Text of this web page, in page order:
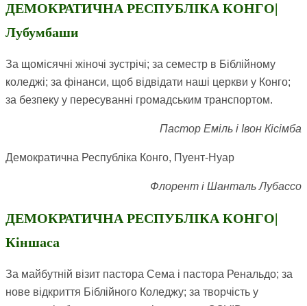
ДЕМОКРАТИЧНА РЕСПУБЛІКА КОНГО|
Лубумбаши
За щомісячні жіночі зустрічі; за семестр в Біблійному
коледжі; за фінанси, щоб відвідати наші церкви у Конго;
за безпеку у пересуванні громадським транспортом.
Пастор Еміль і Івон Кісімба
Демократична Республіка Конго, Пуент-Нуар
Флорент і Шанталь Лубассо
ДЕМОКРАТИЧНА РЕСПУБЛІКА КОНГО|
Кіншаса
За майбутній візит пастора Сема і пастора Ренальдо; за
нове відкриття Біблійного Коледжу; за творчість у